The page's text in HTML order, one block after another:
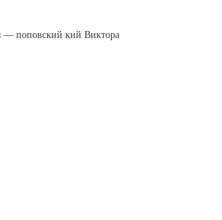
— поповский кий Виктора